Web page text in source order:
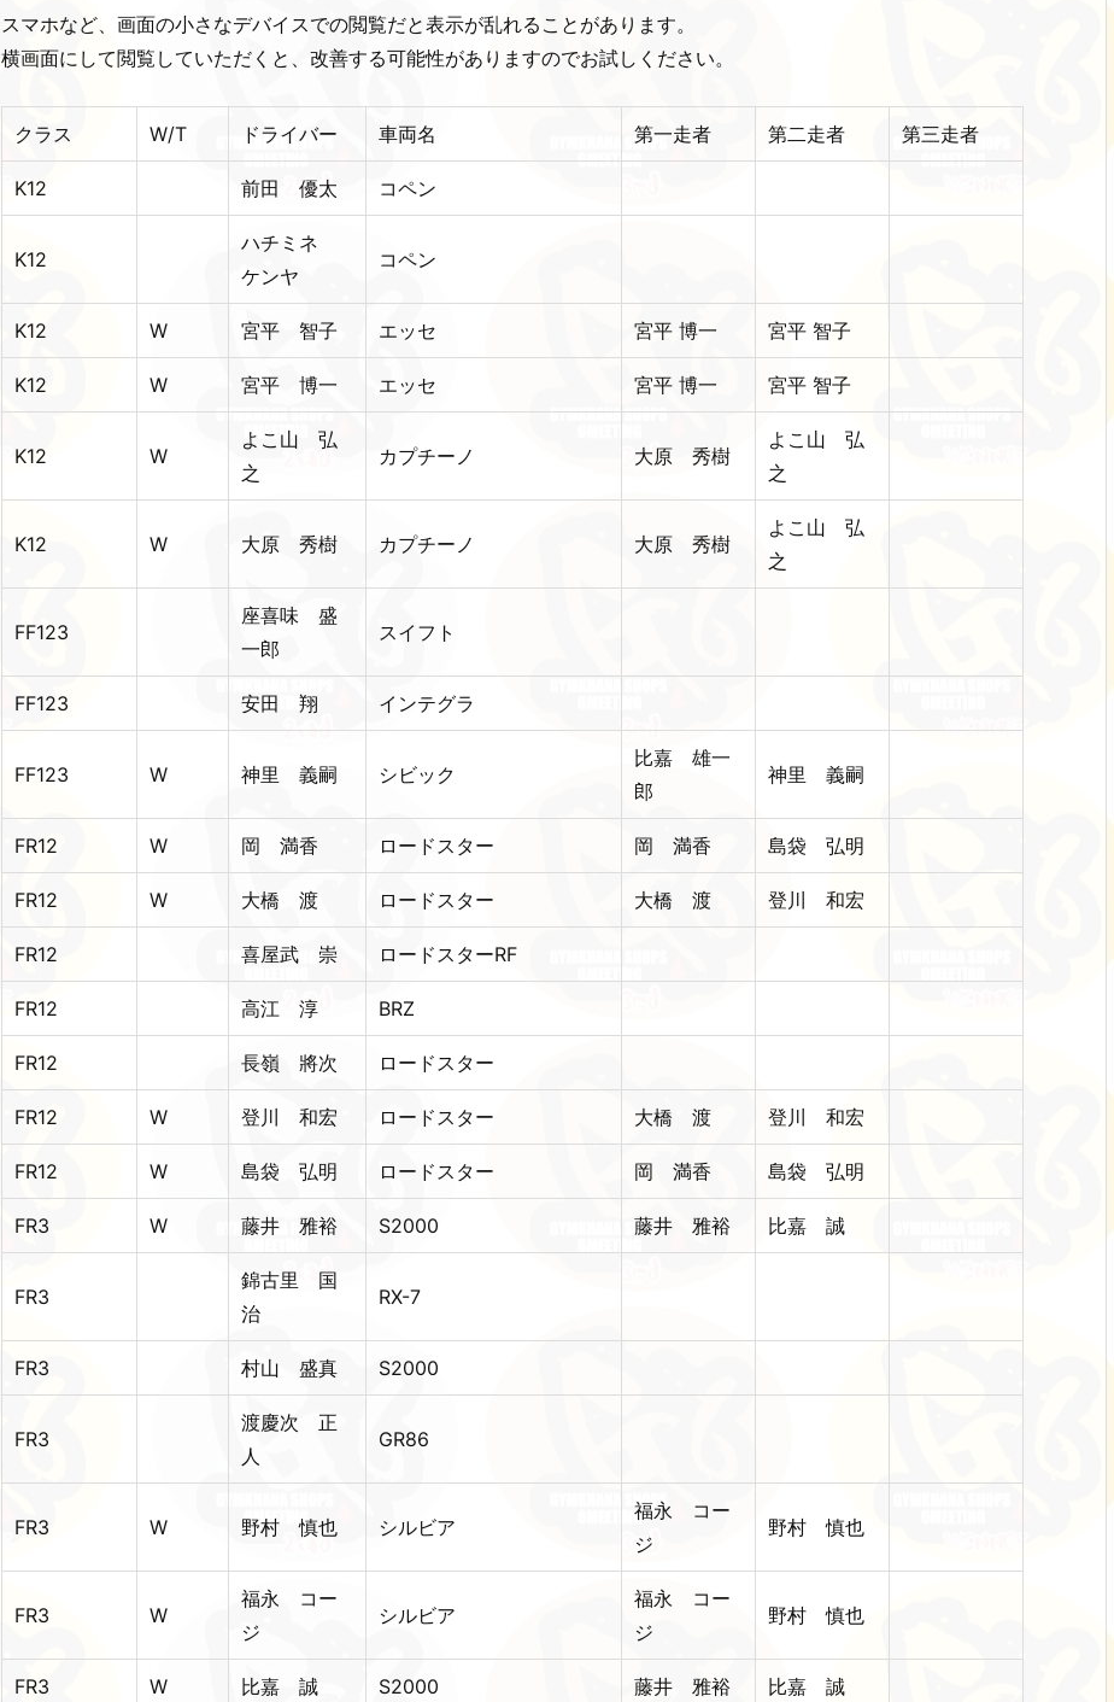
スマホなど、画面の小さなデバイスでの閲覧だと表示が乱れることがあります。
横画面にして閲覧していただくと、改善する可能性がありますのでお試しください。
クラス W/T ドライバー 車両名 第一走者 第二走者 第三走者
K12 前田 優太 コペン
K12
ハチミネ
ケンヤ
コペン
K12 W 宮平 智子 エッセ 宮平 博一 宮平 智子
K12 W 宮平 博一 エッセ 宮平 博一 宮平 智子
K12 W
よこ山 弘
之
カプチーノ 大原 秀樹
よこ山 弘
之
K12 W 大原 秀樹 カプチーノ 大原 秀樹
よこ山 弘
之
FF123
座喜味 盛
一郎
スイフト
FF123 安田 翔 インテグラ
FF123 W 神里 義嗣 シビック
比嘉 雄一
郎
神里 義嗣
FR12 W 岡 満香 ロードスター 岡 満香 島袋 弘明
FR12 W 大橋 渡 ロードスター 大橋 渡 登川 和宏
FR12 喜屋武 崇 ロードスターRF
FR12 高江 淳 BRZ
FR12 長嶺 將次 ロードスター
FR12 W 登川 和宏 ロードスター 大橋 渡 登川 和宏
FR12 W 島袋 弘明 ロードスター 岡 満香 島袋 弘明
FR3 W 藤井 雅裕 S2000 藤井 雅裕 比嘉 誠
FR3
錦古里 国
治
RX-7
FR3 村山 盛真 S2000
FR3
渡慶次 正
人
GR86
FR3 W 野村 慎也 シルビア
福永 コー
ジ
野村 慎也
FR3 W
福永 コー
ジ
シルビア
福永 コー
ジ
野村 慎也
FR3 W 比嘉 誠 S2000 藤井 雅裕 比嘉 誠